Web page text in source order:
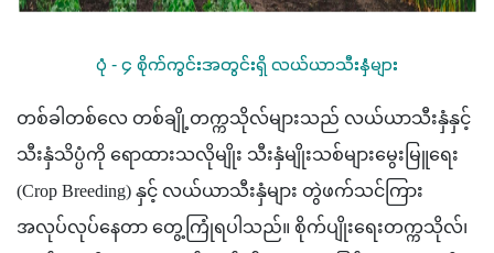
ပုံ - ၄ စိုက်ကွင်းအတွင်းရှိ လယ်ယာသီးနှံများ
တစ်ခါတစ်လေ တစ်ချို့တက္ကသိုလ်များသည် လယ်ယာသီးနှံနှင့်
သီးနှံသိပ္ပံကို ရောထားသလိုမျိုး သီးနှံမျိုးသစ်များမွေးမြူရေး
(Crop Breeding) နှင့် လယ်ယာသီးနှံများ တွဲဖက်သင်ကြား
အလုပ်လုပ်နေတာ တွေ့ကြုံရပါသည်။ စိုက်ပျိုးရေးတက္ကသိုလ်၊